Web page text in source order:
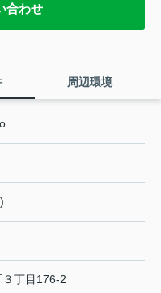
合わせ
周辺環境
３丁目176-2